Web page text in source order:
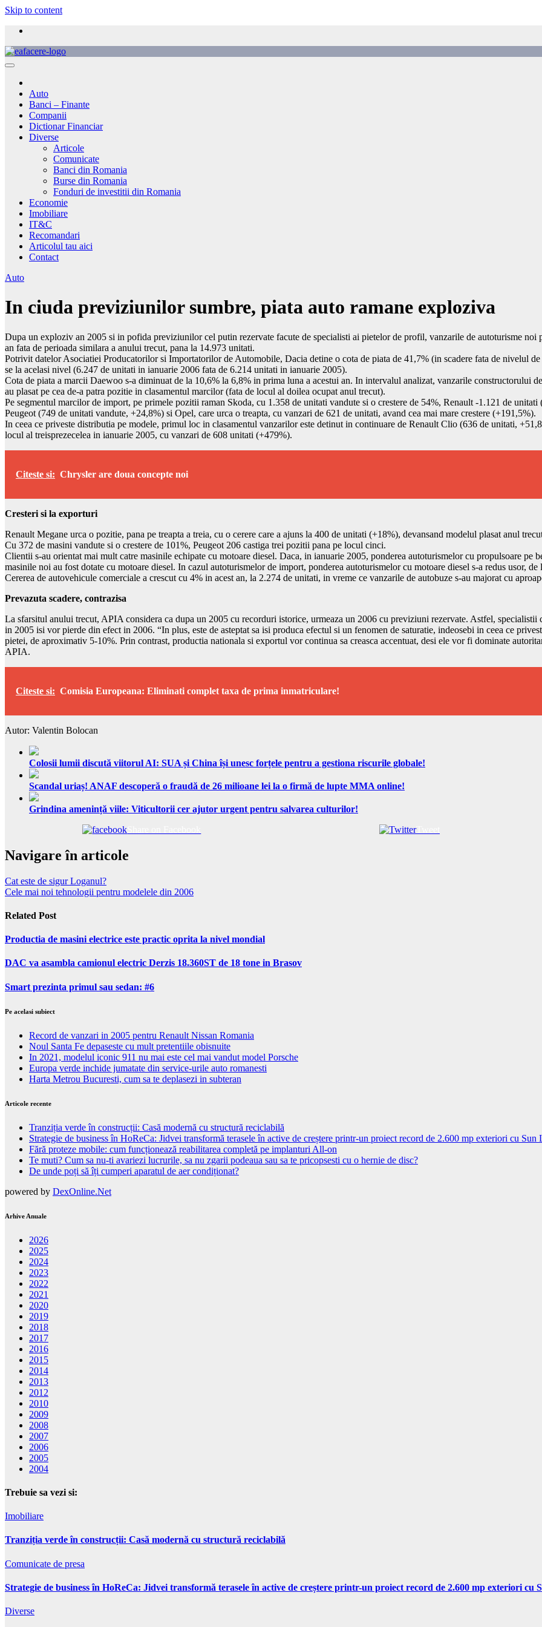
Skip to content
Auto
Banci – Finante
Companii
Dictionar Financiar
Diverse
Articole
Comunicate
Banci din Romania
Burse din Romania
Fonduri de investitii din Romania
Economie
Imobiliare
IT&C
Recomandari
Articolul tau aici
Contact
Auto
In ciuda previziunilor sumbre, piata auto ramane exploziva
Dupa un exploziv an 2005 si in pofida previziunilor cel putin rezervate facute de specialisti ai pietelor de profil, vanzarile de autoturisme noi
an fata de perioada similara a anului trecut, pana la 14.973 unitati.
Potrivit datelor Asociatiei Producatorilor si Importatorilor de Automobile, Dacia detine o cota de piata de 41,7% (in scadere fata de nivelul
se la acelasi nivel (6.247 de unitati in ianuarie 2006 fata de 6.214 unitati in ianuarie 2005).
Cota de piata a marcii Daewoo s-a diminuat de la 10,6% la 6,8% in prima luna a acestui an. In intervalul analizat, vanzarile constructorului
au plasat pe cea de-a patra pozitie in clasamentul marcilor (fata de locul al doilea ocupat anul trecut).
Pe segmentul marcilor de import, pe primele pozitii raman Skoda, cu 1.358 de unitati vandute si o crestere de 54%, Renault -1.121 de
Peugeot (749 de unitati vandute, +24,8%) si Opel, care urca o treapta, cu vanzari de 621 de unitati, avand cea mai mare crestere (+191,5%).
In ceea ce priveste distributia pe modele, primul loc in clasamentul vanzarilor este detinut in continuare de Renault Clio (636 de unitati,
locul al treisprezecelea in ianuarie 2005, cu vanzari de 608 unitati (+479%).
Citeste si: Chrysler are doua concepte noi
Cresteri si la exporturi
Renault Megane urca o pozitie, pana pe treapta a treia, cu o cerere care a ajuns la 400 de unitati (+18%), devansand modelul plasat anul
Cu 372 de masini vandute si o crestere de 101%, Peugeot 206 castiga trei pozitii pana pe locul cinci.
Clientii s-au orientat mai mult catre masinile echipate cu motoare diesel. Daca, in ianuarie 2005, ponderea autoturismelor cu propulsoare pe
masinile noi au fost dotate cu motoare diesel. In cazul autoturismelor de import, ponderea autoturismelor cu motoare diesel s-a redus usor,
Cererea de autovehicule comerciale a crescut cu 4% in acest an, la 2.274 de unitati, in vreme ce vanzarile de autobuze s-au majorat cu
Prevazuta scadere, contrazisa
La sfarsitul anului trecut, APIA considera ca dupa un 2005 cu recorduri istorice, urmeaza un 2006 cu previziuni rezervate. Astfel, specialistii
in 2005 isi vor pierde din efect in 2006. “In plus, este de asteptat sa isi produca efectul si un fenomen de saturatie, indeosebi in ceea ce
pietei, de aproximativ 5-10%. Prin contrast, productia nationala si exportul vor continua sa creasca accentuat, desi ele vor fi dominate
APIA.
Citeste si: Comisia Europeana: Eliminati complet taxa de prima inmatriculare!
Autor: Valentin Bolocan
Colosii lumii discută viitorul AI: SUA și China își unesc forțele pentru a gestiona riscurile globale!
Scandal uriaș! ANAF descoperă o fraudă de 26 milioane lei la o firmă de lupte MMA online!
Grindina amenință viile: Viticultorii cer ajutor urgent pentru salvarea culturilor!
Tweet
Navigare în articole
Cat este de sigur Loganul?
Cele mai noi tehnologii pentru modelele din 2006
Related Post
Productia de masini electrice este practic oprita la nivel mondial
DAC va asambla camionul electric Derzis 18.360ST de 18 tone in Brasov
Smart prezinta primul sau sedan: #6
Pe acelasi subiect
Record de vanzari in 2005 pentru Renault Nissan Romania
Noul Santa Fe depaseste cu mult pretentiile obisnuite
In 2021, modelul iconic 911 nu mai este cel mai vandut model Porsche
Europa verde inchide jumatate din service-urile auto romanesti
Harta Metrou Bucuresti, cum sa te deplasezi in subteran
Articole recente
Tranziția verde în construcții: Casă modernă cu structură reciclabilă
Strategie de business în HoReCa: Jidvei transformă terasele în active de creștere printr-un proiect record de 2.600 mp exteriori cu Sun
Fără proteze mobile: cum funcționează reabilitarea completă pe implanturi All-on
Te muti? Cum sa nu-ti avariezi lucrurile, sa nu zgarii podeaua sau sa te pricopsesti cu o hernie de disc?
De unde poți să îți cumperi aparatul de aer condiționat?
powered by DexOnline.Net
Arhive Anuale
2026
2025
2024
2023
2022
2021
2020
2019
2018
2017
2016
2015
2014
2013
2012
2010
2009
2008
2007
2006
2005
2004
Trebuie sa vezi si:
Imobiliare
Tranziția verde în construcții: Casă modernă cu structură reciclabilă
Comunicate de presa
Strategie de business în HoReCa: Jidvei transformă terasele în active de creștere printr-un proiect record de 2.600 mp exteriori cu
Diverse